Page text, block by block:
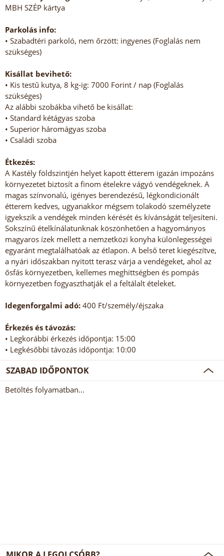
MBH SZÉP kártya
Parkolás info:
• Szabadtéri parkoló, nem őrzött: ingyenes (Foglalás nem
szükséges)
Kisállat bevihető:
• Kis testű kutya, 8 kg-ig: 7000 Forint / nap (Foglalás
szükséges)
Az alábbi szobákba vihető be kisállat:
• Standard kétágyas szoba
• Superior háromágyas szoba
• Családi szoba
Étkezés:
A Kastély földszintjén helyet kapott étterem igazán impozáns
környezetet biztosít a finom ételekre vágyó vendégeknek. A
magas színvonalú, igényes berendezésű, légkondicionált
étterem kedves, ugyanakkor mégsem tolakodó személyzete
igyekszik a vendégek minden kérését és kívánságát teljesíteni.
Sokszínű ételkínálatunknak köszönhetően a hagyományos
magyaros ízek mellett a nemzetközi konyha különlegességei
egyaránt megtalálhatóak az étlapon. A belső teret kiegészítve,
a nyári időszakban nyitott terasz várja a vendégeket, ahol az
ősfás környezetben, kellemes meghittségben és pompás
környezetben fogyaszthatják el a feltálalt ételeket.
Idegenforgalmi adó: 400 Ft/személy/éjszaka
Érkezés és távozás:
• Legkorábbi érkezés időpontja: 15:00
• Legkésőbbi távozás időpontja: 10:00
SZABAD IDŐPONTOK
Betöltés folyamatban...